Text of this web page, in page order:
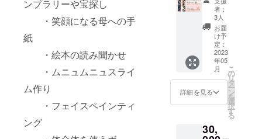
ンプラリーや宝探し
・笑顔になる母への手
紙
・絵本の読み聞かせ
・ムニュムニュスライ
ム作り
・フェイスペインティ
ング
提供・
施行責
任者に
帰属し
ます。
✼••┈┈••
✼••┈┈••
✼••┈┈••
✼••┈┈••
✼
作権は
提供・
施行責
任者に
帰属し
ます。
✼••┈┈••
✼••┈┈••
✼••┈┈••
✼••┈┈••
✼
りたい
方♪ ＜
内容＞
子ども
たちか
ら語ら
れた驚
きの胎
内記憶
（人は
なんの
生まれ
てくる
す。 ①
あなた
の資質
(得意、
不得
意） ②
守護神
の祀ら
るお近
くの神
れ ④守
は、リ
アルで
も対応
可能で
す。 交
通費、
会場や
飲食等
る費用
は、ご
い。 5
なる
ちゃん
自身が
お料理
を作り
家族で
ランチ
パー
ティー
を楽し
う。 ま
花が一
輪ある
だけ
で、日
常が華
やぎま
す。 日
常に一
輪の花
を。 お
納して
し）】
今人気
急上昇
してい
る画
家・イ
ラスト
レー
ター ユ
ウ・ス
ミワタ
ルが木
く白
龍。 今
者：
3人
お届
け予
定：
2023
年05
月
詳細を見る
こ
の
リ
タ
ー
ン
を
選
択
す
る
30,